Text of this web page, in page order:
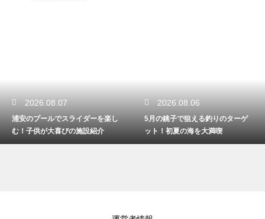
2026.08.07
浦安のプールでスライダーを楽し
む！子供が大喜びの施設紹介
2026.08.06
5月の銚子で狙える釣りのターゲ
ット！初夏の海を大満喫